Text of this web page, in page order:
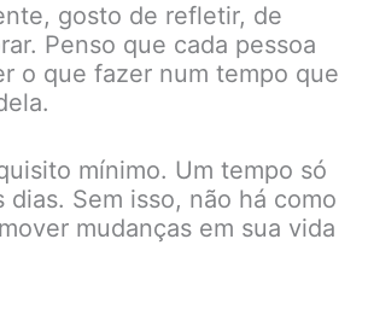
gosto de refletir, de
Penso que cada pessoa
o que fazer num tempo que
mínimo. Um tempo só
dias. Sem isso, não há como
mudanças em sua vida